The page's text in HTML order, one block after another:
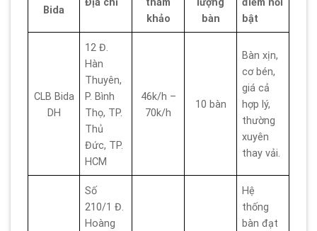
Bida
Địa chỉ
tham
khảo
lượng
bàn
điểm nổi
bật
CLB Bida
DH
12 Đ.
Hàn
Thuyên,
P. Bình
Thọ, TP.
Thủ
Đức, TP.
HCM
46k/h –
70k/h
10 bàn
Bàn xịn,
cơ bén,
giá cả
hợp lý,
thường
xuyên
thay vải.
Số
210/1 Đ.
Hoàng
Hệ
thống
bàn đạt